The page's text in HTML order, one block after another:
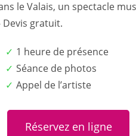
le Valais, un spectacle
Devis gratuit.
1 heure de présence
Séance de photos
Appel de l’artiste
Réservez en ligne